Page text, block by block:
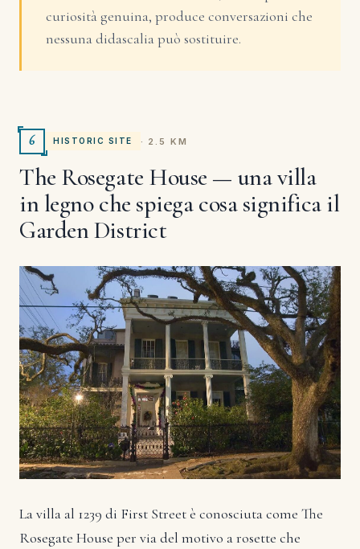
curiosità genuina, produce conversazioni che
nessuna didascalia può sostituire.
6 HISTORIC SITE · 2.5 KM
The Rosegate House — una villa
in legno che spiega cosa significa il
Garden District
La villa al 1239 di First Street è conosciuta come The
Rosegate House per via del motivo a rosette che